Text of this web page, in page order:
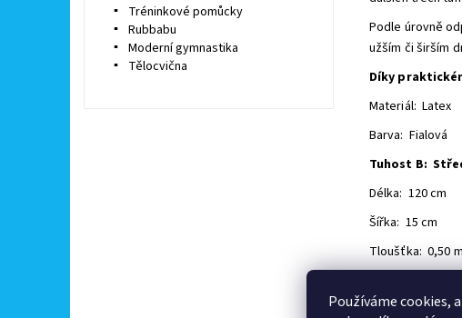
Podle úrovně
užším či širším
Díky
Materiál: Latex
Barva: Fialová
Tuhost B:
Délka: 120 cm
Šířka: 15 cm
Tloušťka: 0,50
Přidat
Tréninkové pomůcky
Rubbabu
Moderní gymnastika
Tělocvična
Používáme cookies,